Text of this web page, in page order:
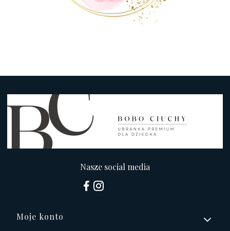
Nasze social media
Linki w stopce
Moje konto